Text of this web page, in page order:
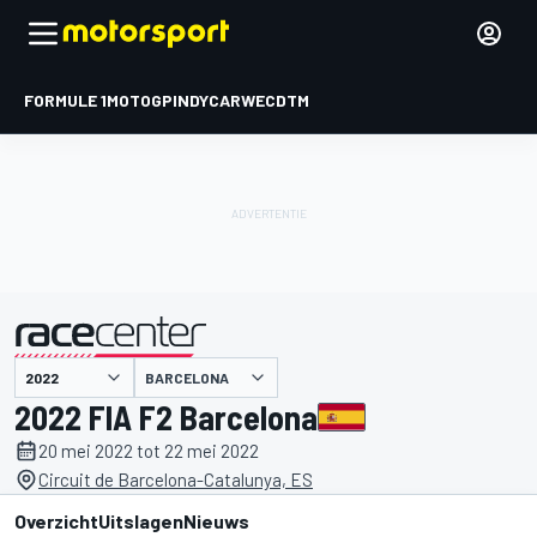
FORMULE 1MOTOGPINDYCARWECDTM
gepresenteerd door BARCELONA
2022 FIA F2 Barcelona
20 mei 2022 tot 22 mei 2022
Circuit de Barcelona-Catalunya, ES
OverzichtUitslagenNieuws